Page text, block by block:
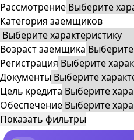
Рассмотрение
Категория заемщиков
Возраст заемщика
Регистрация
Документы
Цель кредита
Обеспечение
Показать фильтры